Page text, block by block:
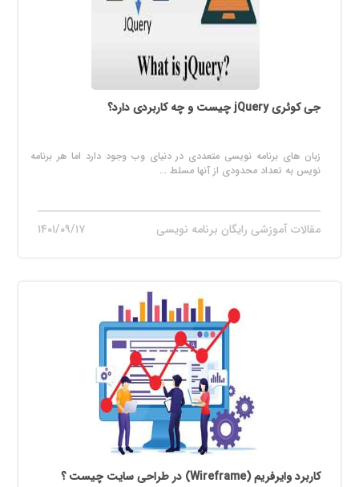
جی کوئری jQuery چیست و چه کاربردی دارد؟
زبان های برنامه نویسی متعددی در دنیای وب وجود دارد اما هر برنامه
نویس به تعداد محدودی از آنها مسلط ...
مقالات آموزشی رایگان برنامه نویسی ۱۴۰۱/۰۹/۱۷
کاربرد وایرفریم (Wireframe) در طراحی سایت چیست ؟